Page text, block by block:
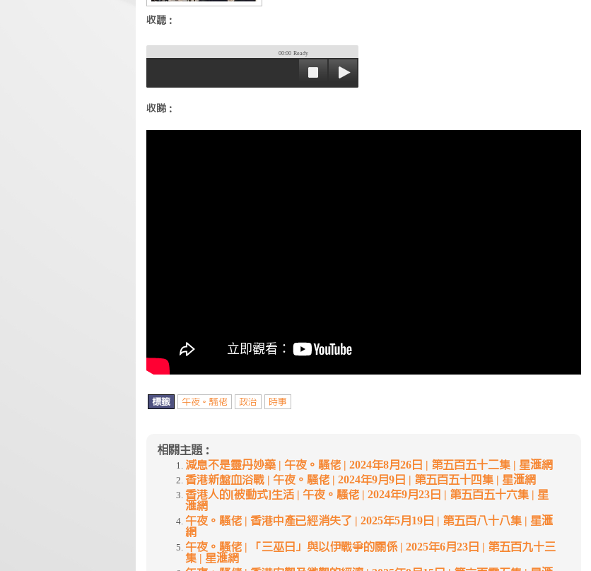
收聽：
00:00 Ready
收睇：
標籤 午夜。騷佬 政治 時事
相關主題：
減息不是靈丹妙藥 | 午夜。騷佬 | 2024年8月26日 | 第五百五十二集 | 星滙網
香港新盤血浴戰 | 午夜。騷佬 | 2024年9月9日 | 第五百五十四集 | 星滙網
香港人的[被動式]生活 | 午夜。騷佬 | 2024年9月23日 | 第五百五十六集 | 星
滙網
午夜。騷佬 | 香港中產已經消失了 | 2025年5月19日 | 第五百八十八集 | 星滙
網
午夜。騷佬 | 「三巫日」與以伊戰爭的關係 | 2025年6月23日 | 第五百九十三
集 | 星滙網